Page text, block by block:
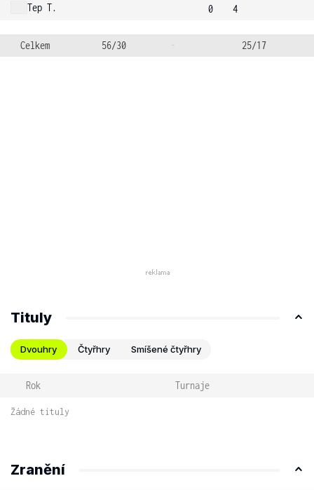
Tep T.
0
4
Celkem 56/30 - 25/17
Tituly
Dvouhry Čtyřhry Smíšené čtyřhry
Rok Turnaje
Žádné tituly
Zranění